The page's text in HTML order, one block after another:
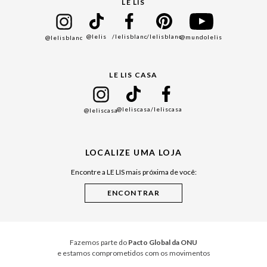
Black Friday
Cuidados Casa
LE LIS
@lelisblanc @lelis /lelisblanc/lelisblanc@mundolelis
LE LIS CASA
@leliscasa@leliscasa/leliscasa
LOCALIZE UMA LOJA
Encontre a LE LIS mais próxima de você:
Fazemos parte do Pacto Global da ONU
e estamos comprometidos com os movimentos